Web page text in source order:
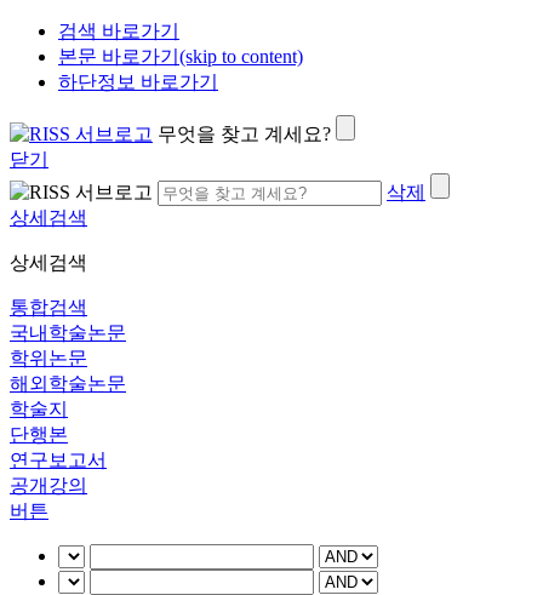
검색 바로가기
본문 바로가기(skip to content)
하단정보 바로가기
무엇을 찾고 계세요?
닫기
삭제
상세검색
상세검색
통합검색
국내학술논문
학위논문
해외학술논문
학술지
단행본
연구보고서
공개강의
버튼